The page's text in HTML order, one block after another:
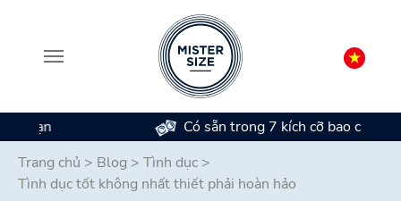
Có sẵn trong 7 kích cỡ bao cao su
Trang chủ > Blog > Tình dục >
Tình dục tốt không nhất thiết phải hoàn hảo